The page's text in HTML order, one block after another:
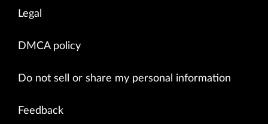
Legal
DMCA policy
Do not sell or share my personal information
Feedback